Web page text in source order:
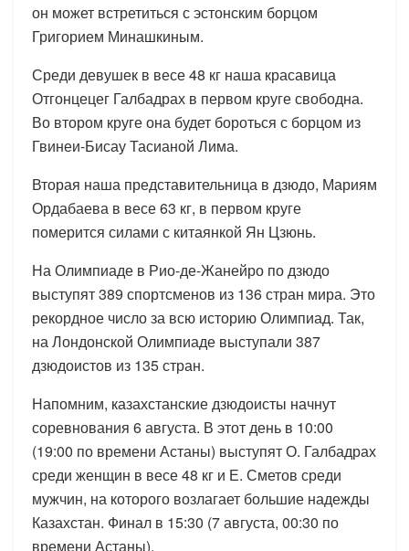
он может встретиться с эстонским борцом
Григорием Минашкиным.
Среди девушек в весе 48 кг наша красавица
Отгонцецег Галбадрах в первом круге свободна.
Во втором круге она будет бороться с борцом из
Гвинеи-Бисау Тасианой Лима.
Вторая наша представительница в дзюдо, Мариям
Ордабаева в весе 63 кг, в первом круге
померится силами с китаянкой Ян Цзюнь.
На Олимпиаде в Рио-де-Жанейро по дзюдо
выступят 389 спортсменов из 136 стран мира. Это
рекордное число за всю историю Олимпиад. Так,
на Лондонской Олимпиаде выступали 387
дзюдоистов из 135 стран.
Напомним, казахстанские дзюдоисты начнут
соревнования 6 августа. В этот день в 10:00
(19:00 по времени Астаны) выступят О. Галбадрах
среди женщин в весе 48 кг и Е. Сметов среди
мужчин, на которого возлагает большие надежды
Казахстан. Финал в 15:30 (7 августа, 00:30 по
времени Астаны).